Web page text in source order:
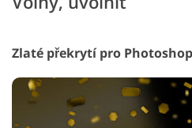
Zlaté překrytí pro